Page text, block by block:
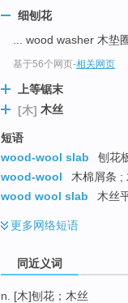
细刨花
... wood washer 木垫
基于56个网页-相关网页
上等锯末
[木] 木丝
短语
wood-wool slab
刨花
wood-wool
木棉屑条 ;
wood wool slab
木丝
更多网络短语
同近义词
n. [木]刨花；木丝